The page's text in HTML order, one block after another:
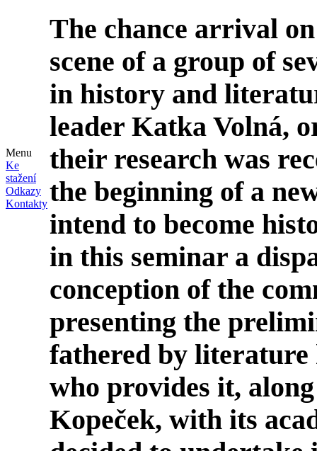
Menu
Ke
stažení
Odkazy
Kontakty
The chance arrival
scene of a group of
in history and
leader Katka Volná,
their research was
the beginning of a
intend to become
in this seminar a
conception of the
presenting the
fathered by
who provides it,
Kopeček, with its